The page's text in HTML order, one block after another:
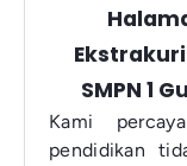
SMPN 1
Kami
pendidikan